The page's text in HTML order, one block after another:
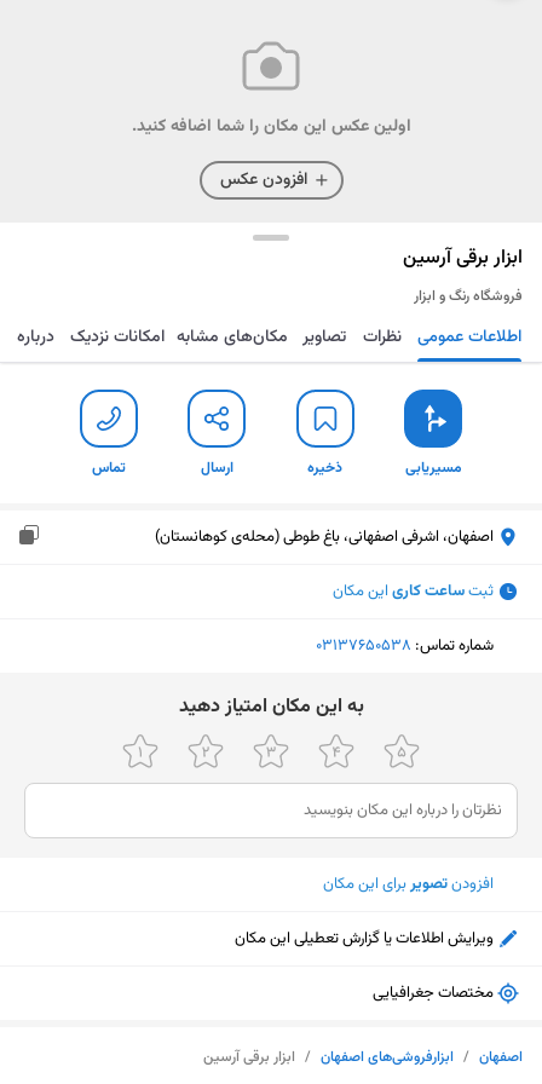
اولین عکس این مکان را شما اضافه کنید.
افزودن عکس
ابزار برقی آرسین
فروشگاه رنگ و ابزار
مسیریابی ذخیره ارسال تماس اطلاعات عمومی نظرات تصاویر مکان‌های مشابه امکانات نزدیک درباره
مسیریابی ذخیره ارسال تماس
اصفهان، اشرفی اصفهانی، باغ طوطی (محله‌ی کوهانستان)
ثبتساعت کاری این مکان
شماره تماس: ‎03137650538
ﺑﻪ اﯾﻦ ﻣﮑﺎن اﻣﺘﯿﺎز دﻫﯿﺪ
افزودنتصویربرای این مکان
ویرایش اطلاعات یا گزارش تعطیلی این مکان
مختصات جغرافیایی
اصفهان / ابزارفروشی‌های اصفهان / ابزار برقی آرسین